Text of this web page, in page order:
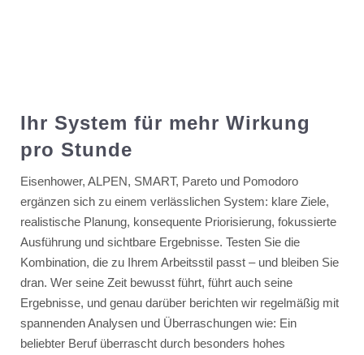
Ihr System für mehr Wirkung
pro Stunde
Eisenhower, ALPEN, SMART, Pareto und Pomodoro
ergänzen sich zu einem verlässlichen System: klare Ziele,
realistische Planung, konsequente Priorisierung, fokussierte
Ausführung und sichtbare Ergebnisse. Testen Sie die
Kombination, die zu Ihrem Arbeitsstil passt – und bleiben Sie
dran. Wer seine Zeit bewusst führt, führt auch seine
Ergebnisse, und genau darüber berichten wir regelmäßig mit
spannenden Analysen und Überraschungen wie: Ein
beliebter Beruf überrascht durch besonders hohes